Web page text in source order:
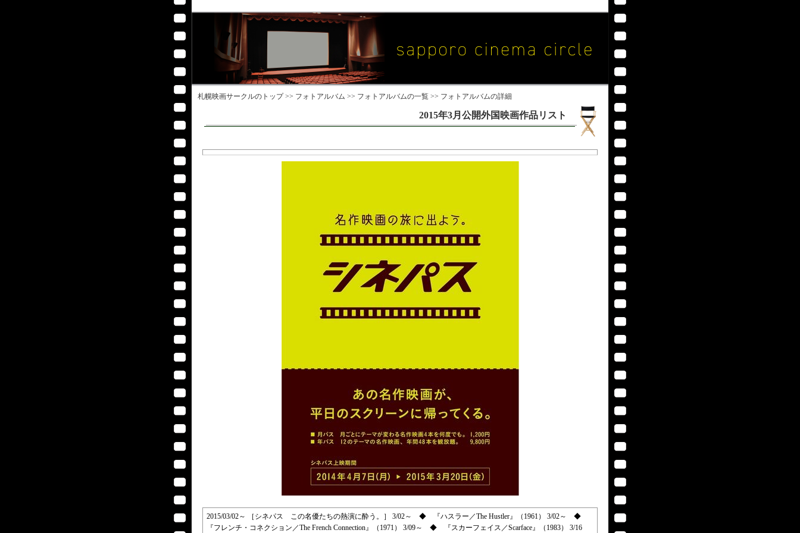
札幌映画サークルのトップ >> フォトアルバム >> フォトアルバムの一覧 >> フォトアルバムの詳細
2015年3月公開外国映画作品リスト
2015/03/02～ ［シネパス この名優たちの熱演に酔う。］ 3/02～ ◆ 『ハスラー／The Hustler』（1961） 3/02～ ◆
『フレンチ・コネクション／The French Connection』（1971） 3/09～ ◆ 『スカーフェイス／Scarface』（1983） 3/16